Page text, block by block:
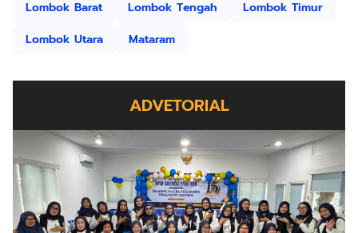
Lombok Barat Lombok Tengah
Lombok Timur
Lombok Utara
Mataram
ADVETORIAL